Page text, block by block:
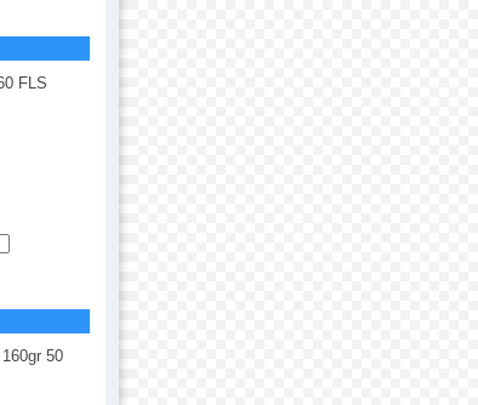
FLS
50